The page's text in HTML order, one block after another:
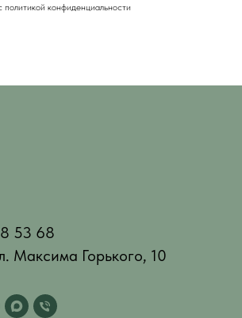
политикой конфиденциальности
53 68
Максима Горького, 10